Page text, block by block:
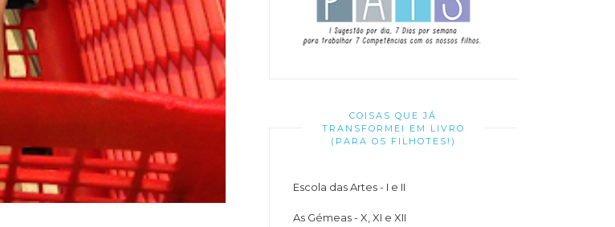
COISAS QUE JÁ
TRANSFORMEI EM LIVRO
(PARA OS FILHOTES!)
Escola das Artes - I e II
As Gémeas - X, XI e XII